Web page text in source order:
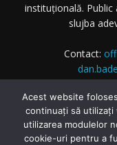
instituțională.
slujba
Contact:
© 2025
Acest website
continuați să
utilizarea modulelor
cookie-uri pentru a